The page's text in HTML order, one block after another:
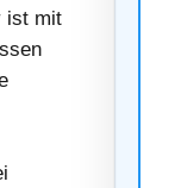
ist mit